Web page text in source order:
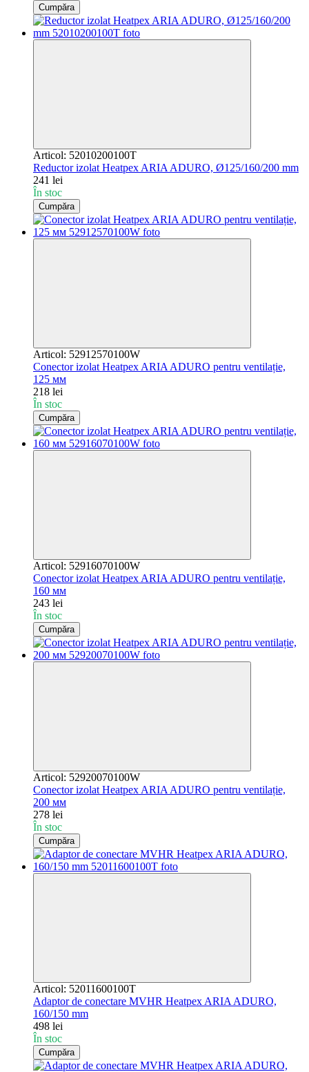
Cumpăra
Articol: 52010200100T
Reductor izolat Heatpex ARIA ADURO, Ø125/160/200 mm
241 lei
În stoc
Cumpăra
Articol: 52912570100W
Conector izolat Heatpex ARIA ADURO pentru ventilație,
125 мм
218 lei
În stoc
Cumpăra
Articol: 52916070100W
Conector izolat Heatpex ARIA ADURO pentru ventilație,
160 мм
243 lei
În stoc
Cumpăra
Articol: 52920070100W
Conector izolat Heatpex ARIA ADURO pentru ventilație,
200 мм
278 lei
În stoc
Cumpăra
Articol: 52011600100T
Adaptor de conectare MVHR Heatpex ARIA ADURO,
160/150 mm
498 lei
În stoc
Cumpăra